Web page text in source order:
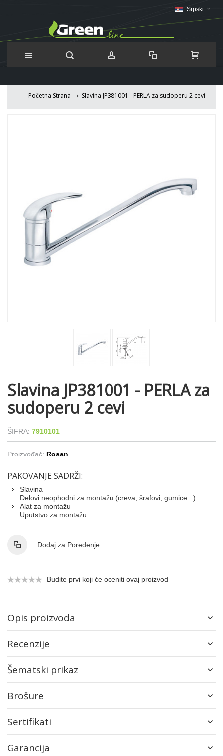
Srpski
Početna Strana Slavina JP381001 - PERLA za sudoperu 2 cevi
Slavina JP381001 - PERLA za
sudoperu 2 cevi
ŠIFRA: 7910101
Proizvođač: Rosan
PAKOVANJE SADRŽI:
Slavina
Delovi neophodni za montažu (creva, šrafovi, gumice...)
Alat za montažu
Uputstvo za montažu
Dodaj za Poređenje
Budite prvi koji će oceniti ovaj proizvod
Opis proizvoda
Recenzije
Šematski prikaz
Brošure
Sertifikati
Garancija